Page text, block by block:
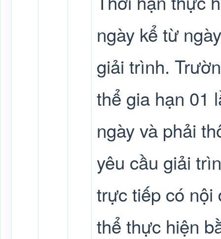
ngày kể từ
giải trình.
thể gia hạn 01
ngày và phải
yêu cầu giải
trực tiếp có nội
thể thực hiện